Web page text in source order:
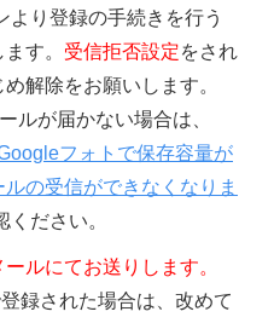
より登録の手続きを行う
す。 受信拒否設定をされ
解除をお願いします。
ルが届かない場合は、
フォトで保存容量が
ルの受信ができなくなりま
ださい。
ルにてお送りします。
録された場合は、改めて